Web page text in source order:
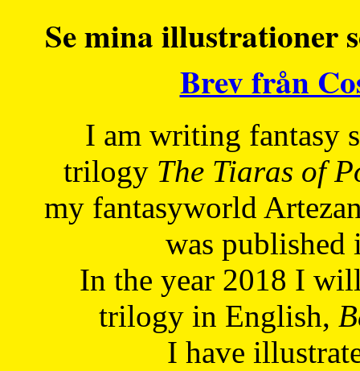
Se mina illustrationer
Brev från
I am writing fantasy
trilogy The Tiaras of
my fantasyworld
was published
In the year 2018 I
trilogy in English,
I have